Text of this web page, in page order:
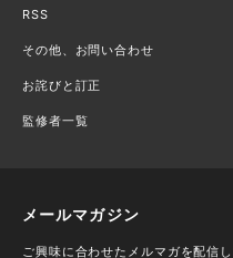
RSS
その他、お問い合わせ
お詫びと訂正
監修者一覧
メールマガジン
ご興味に合わせたメルマガを配信